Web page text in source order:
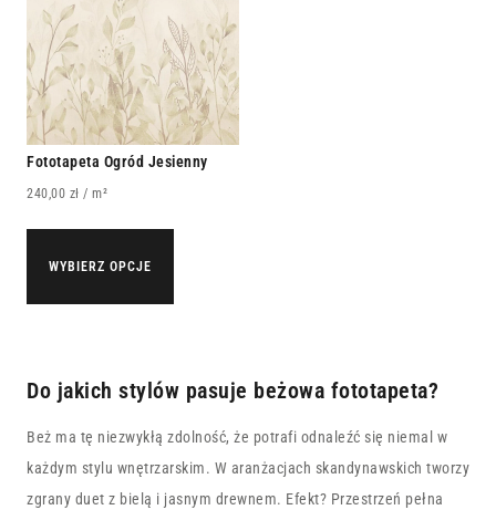
Fototapeta Ogród Jesienny
240,00 zł / m²
WYBIERZ OPCJE
Do jakich stylów pasuje beżowa fototapeta?
Beż ma tę niezwykłą zdolność, że potrafi odnaleźć się niemal w
każdym stylu wnętrzarskim. W aranżacjach skandynawskich tworzy
zgrany duet z bielą i jasnym drewnem. Efekt? Przestrzeń pełna